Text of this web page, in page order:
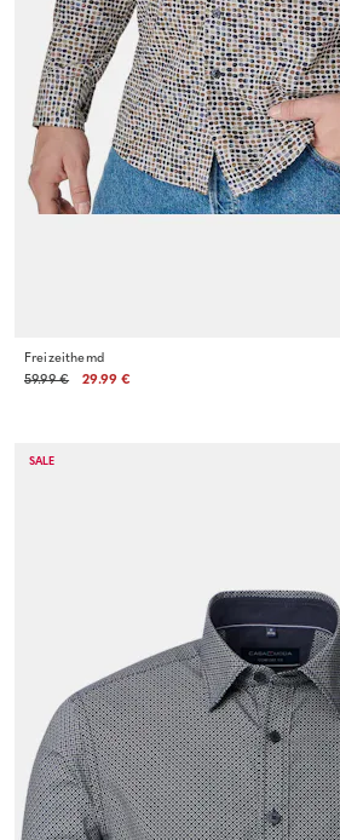
Freizeithemd
59.99 €
29.99 €
SALE